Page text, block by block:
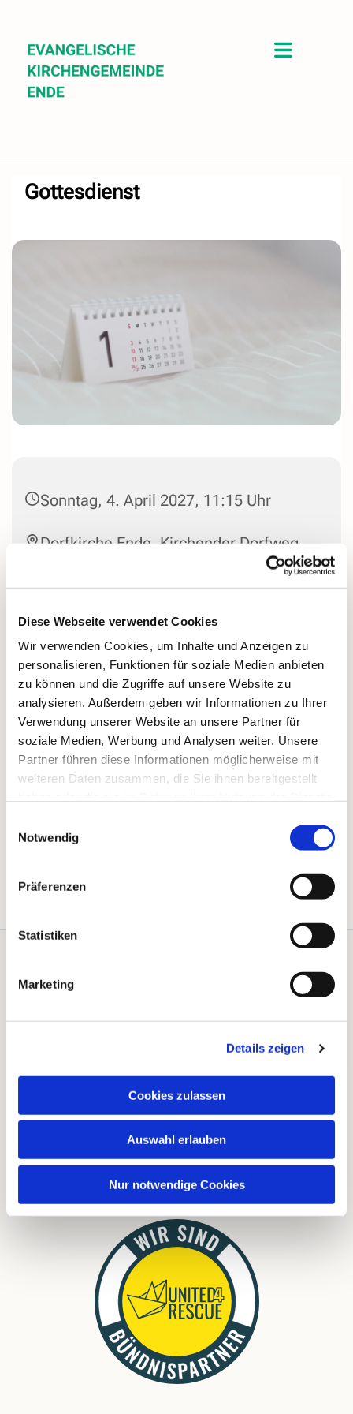
Diese Webseite verwendet Cookies
Wir verwenden Cookies, um Inhalte und Anzeigen zu
personalisieren, Funktionen für soziale Medien anbieten
zu können und die Zugriffe auf unsere Website zu
analysieren. Außerdem geben wir Informationen zu Ihrer
Verwendung unserer Website an unsere Partner für
soziale Medien, Werbung und Analysen weiter. Unsere
Partner führen diese Informationen möglicherweise mit
weiteren Daten zusammen, die Sie ihnen bereitgestellt
Notwendig
Präferenzen
Statistiken
Marketing
Details zeigen
Cookies zulassen
Auswahl erlauben
Nur notwendige Cookies
Gottesdienst
Sonntag, 4. April 2027, 11:15 Uhr
Dorfkirche Ende, Kirchender Dorfweg
Kalender
FAQ